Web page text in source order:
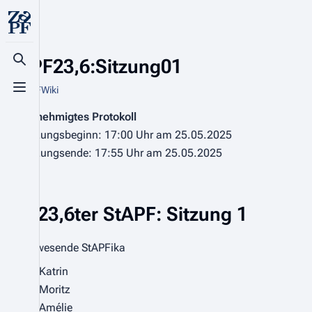
Suche aufrufen
Menü aufrufen
StAPF23,6:Sitzung01
Aus ZaPFWiki
Genehmigtes Protokoll
Sitzungsbeginn: 17:00 Uhr am 25.05.2025
Sitzungsende: 17:55 Uhr am 25.05.2025
23,6ter StAPF: Sitzung 1
Anwesende StAPFika
Katrin
Moritz
Amélie